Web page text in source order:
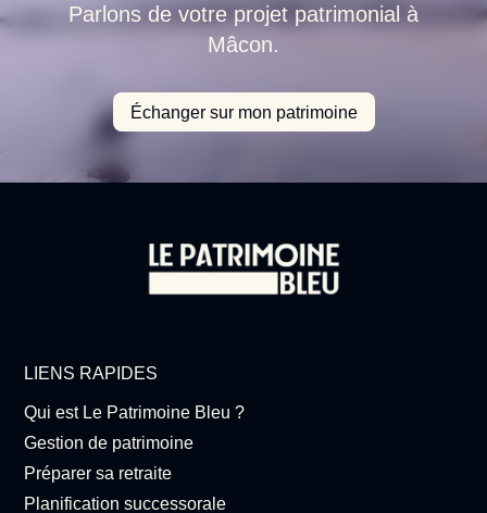
Parlons de votre projet patrimonial à
Mâcon.
Échanger sur mon patrimoine
LIENS RAPIDES
Qui est Le Patrimoine Bleu ?
Gestion de patrimoine
Préparer sa retraite
Planification successorale